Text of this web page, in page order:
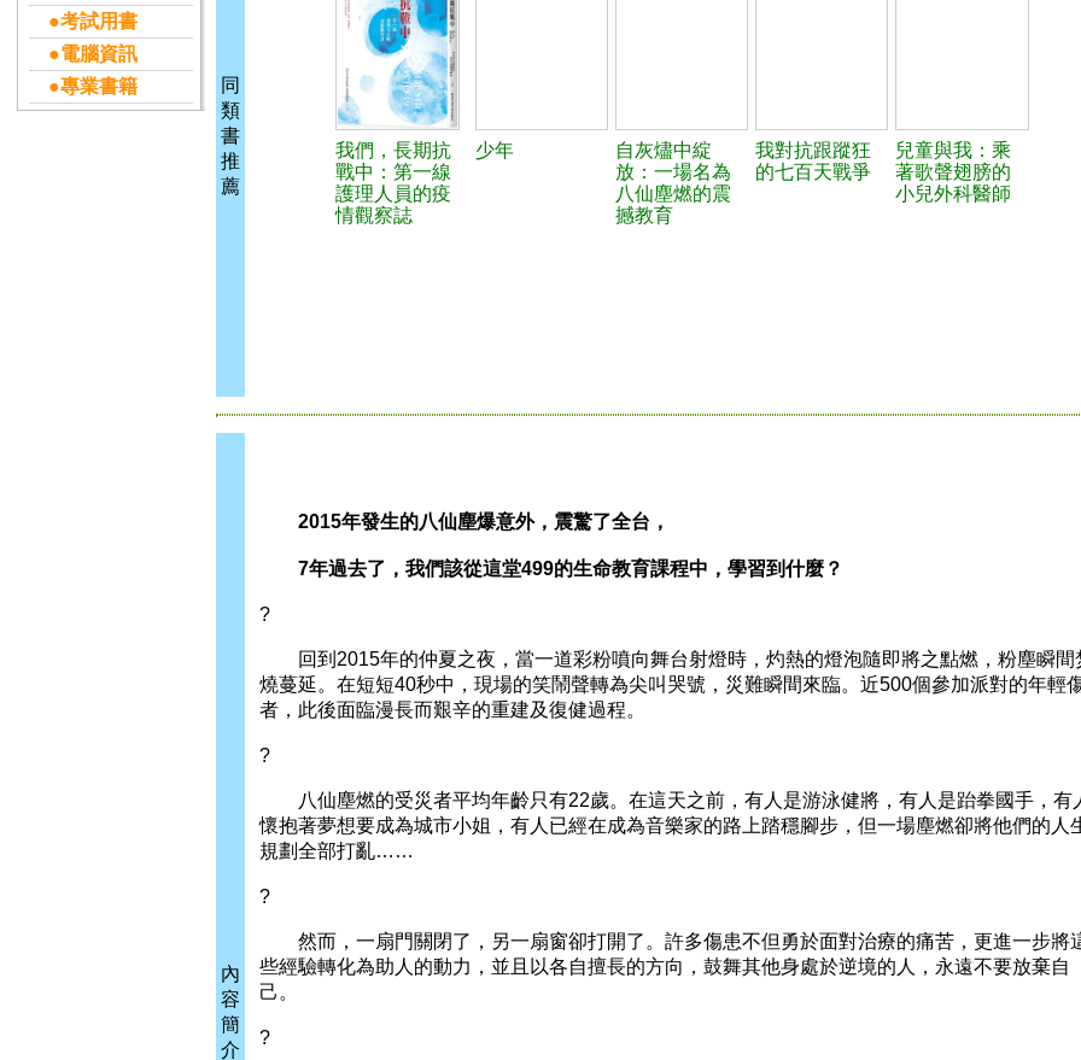
●考試用書
●電腦資訊
●專業書籍
同
類
書
推
薦
我們，長期抗
戰中：第一線
護理人員的疫
情觀察誌
少年
自灰燼中綻
放：一場名為
八仙塵燃的震
撼教育
我對抗跟蹤狂
的七百天戰爭
兒童與我：乘
著歌聲翅膀的
小兒外科醫師
內
容
簡
介
2015年發生的八仙塵爆意外，震驚了全台，
7年過去了，我們該從這堂499的生命教育課程中，學習到什麼？
?
回到2015年的仲夏之夜，當一道彩粉噴向舞台射燈時，灼熱的燈泡隨即將之點燃，粉塵瞬間
燒蔓延。在短短40秒中，現場的笑鬧聲轉為尖叫哭號，災難瞬間來臨。近500個參加派對的年輕
者，此後面臨漫長而艱辛的重建及復健過程。
?
八仙塵燃的受災者平均年齡只有22歲。在這天之前，有人是游泳健將，有人是跆拳國手，有
懷抱著夢想要成為城市小姐，有人已經在成為音樂家的路上踏穩腳步，但一場塵燃卻將他們的人
規劃全部打亂……
?
然而，一扇門關閉了，另一扇窗卻打開了。許多傷患不但勇於面對治療的痛苦，更進一步將
些經驗轉化為助人的動力，並且以各自擅長的方向，鼓舞其他身處於逆境的人，永遠不要放棄自
己。
?